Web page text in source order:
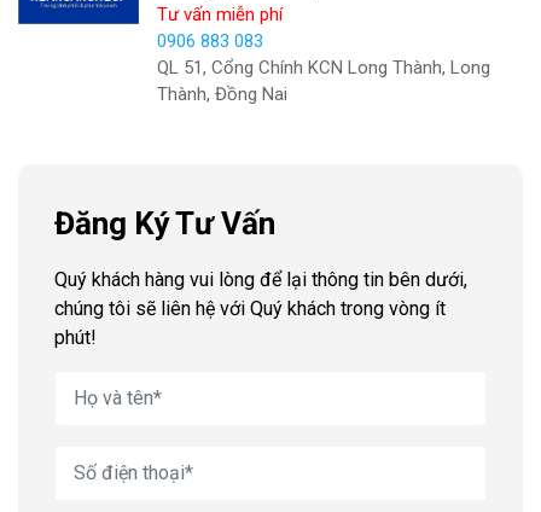
Tư vấn miễn phí
0906 883 083
QL 51, Cổng Chính KCN Long Thành, Long
Thành, Đồng Nai
Đăng Ký Tư Vấn
Quý khách hàng vui lòng để lại thông tin bên dưới,
chúng tôi sẽ liên hệ với Quý khách trong vòng ít
phút!